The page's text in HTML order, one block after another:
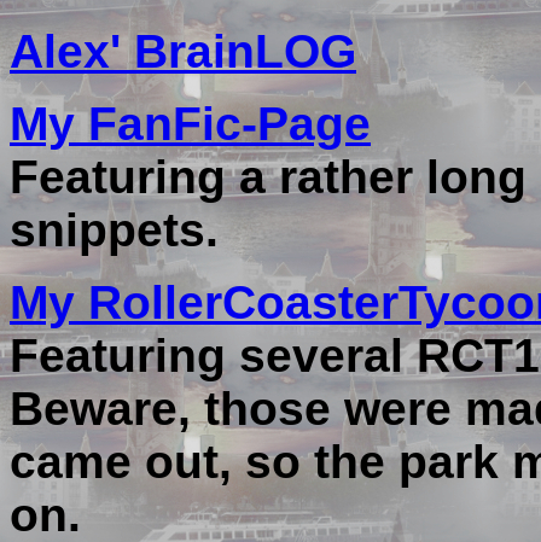
Alex' BrainLOG
My FanFic-Page
Featuring a rather
snippets.
My
Featuring several
Beware, those were
came out, so the park
on.